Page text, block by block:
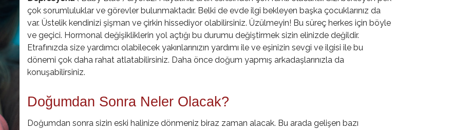
çok sorumluluklar ve görevler bulunmaktadır. Belki de evde ilgi bekleyen başka çocuklarınız da
var. Üstelik kendinizi şişman ve çirkin hissediyor olabilirsiniz. Üzülmeyin! Bu süreç herkes için böyle
ve geçici. Hormonal değişikliklerin yol açtığı bu durumu değiştirmek sizin elinizde değildir.
Etrafınızda size yardımcı olabilecek yakınlarınızın yardımı ile ve eşinizin sevgi ve ilgisi ile bu
dönemi çok daha rahat atlatabilirsiniz. Daha önce doğum yapmış arkadaşlarınızla da
konuşabilirsiniz.
Doğumdan Sonra Neler Olacak?
Doğumdan sonra sizin eski halinize dönmeniz biraz zaman alacak. Bu arada gelişen bazı